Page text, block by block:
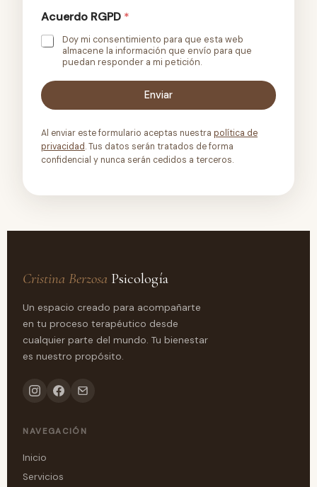
b
i
l
a
d
Acuerdo RGPD *
Doy mi consentimiento para que esta web
almacene la información que envío para que
puedan responder a mi petición.
Enviar
Al enviar este formulario aceptas nuestra política de
privacidad. Tus datos serán tratados de forma
confidencial y nunca serán cedidos a terceros.
Cristina Berzosa Psicología
Un espacio creado para acompañarte
en tu proceso terapéutico desde
cualquier parte del mundo. Tu bienestar
es nuestro propósito.
NAVEGACIÓN
Inicio
Servicios